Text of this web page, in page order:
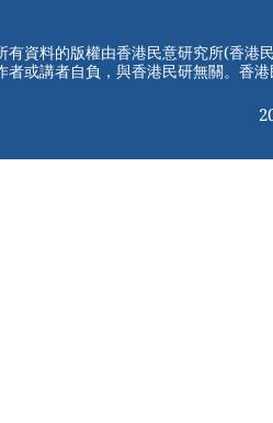
有資料的版權由香港民意研究所(香港
者或講者自負，與香港民研無關。香